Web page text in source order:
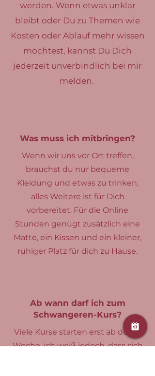
werden. Wenn etwas unklar
bleibt oder Du zu Themen wie
Kosten oder Ablauf mehr wissen
möchtest, kannst Du Dich
jederzeit unverbindlich bei mir
melden.
Was muss ich mitbringen?
Wenn wir uns vor Ort treffen,
brauchst du nur bequeme
Kleidung und etwas zu trinken,
alles Weitere ist für Dich
vorbereitet. Für die Online
Stunden genügt zusätzlich eine
Matte, ein Kissen und ein kleiner,
ruhiger Platz für dich zu Hause.
Ab wann darf ich zum
Schwangeren-Kurs?
Viele Kurse starten erst ab der 12.
Woche, ich weiß jedoch, dass sich